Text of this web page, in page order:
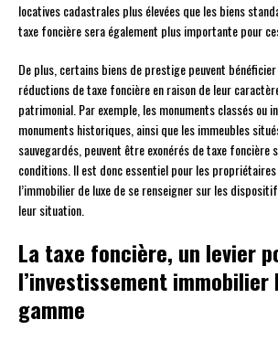
locatives cadastrales plus élevées que les biens
taxe foncière sera également plus importante pour
De plus, certains biens de prestige peuvent bénéficier
réductions de taxe foncière en raison de leur
patrimonial. Par exemple, les monuments classés ou
monuments historiques, ainsi que les immeubles
sauvegardés, peuvent être exonérés de taxe foncière
conditions. Il est donc essentiel pour les
l’immobilier de luxe de se renseigner sur les
leur situation.
La taxe foncière, un levier
l’investissement immobilier
gamme